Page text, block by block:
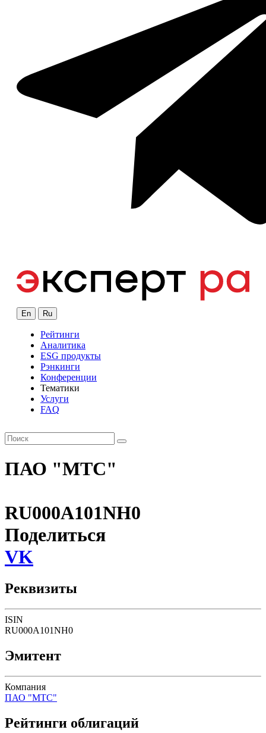
En Ru
Рейтинги
Аналитика
ESG продукты
Рэнкинги
Конференции
Тематики
Услуги
FAQ
ПАО "МТС"
RU000A101NH0
Поделиться
VK
Реквизиты
ISIN
RU000A101NH0
Эмитент
Компания
ПАО "МТС"
Рейтинги облигаций